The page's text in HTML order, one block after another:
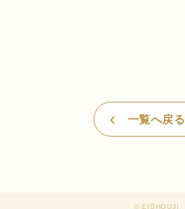
一覧へ戻る
©︎ EISHOUJI